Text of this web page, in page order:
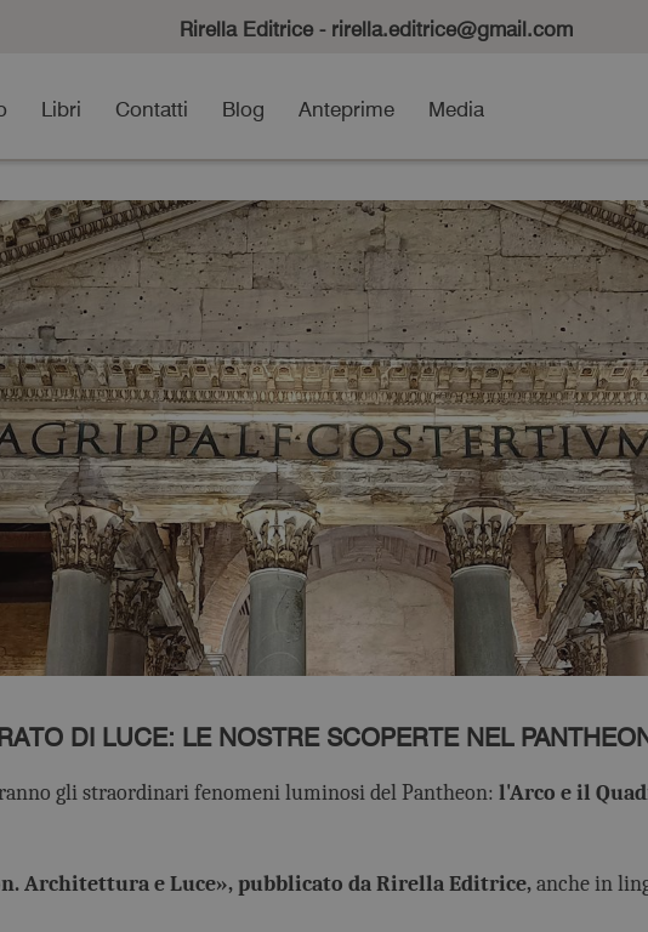
Rirella Editrice - rirella.editrice@gmail.com
Libri Contatti Blog Anteprime Media
DI LUCE: LE NOSTRE SCOPERTE NEL
gli straordinari fenomeni luminosi del Pantheon: l'Arco e il
Architettura e Luce», pubblicato da Rirella Editrice,anche in